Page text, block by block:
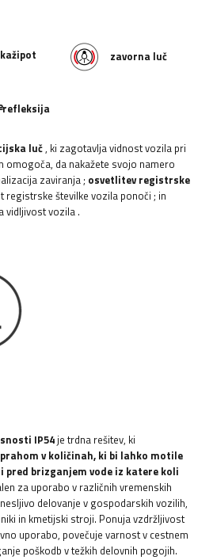
kažipot
refleksija
zavorna luč
luč, ki zagotavlja vidnost vozila pri
omogoča, da nakažete svojo namero
zaviranja; osvetlitev registrske
registrske številke vozila ponoči ; in
vidljivost vozila .
IP54je trdna rešitev, ki
v količinah, ki bi lahko motile
pred brizganjem vode iz katere koli
za uporabo v različnih vremenskih
delovanje v gospodarskih vozilih,
in kmetijski stroji. Ponuja vzdržljivost
uporabo, povečuje varnost v cestnem
poškodb v težkih delovnih pogojih.